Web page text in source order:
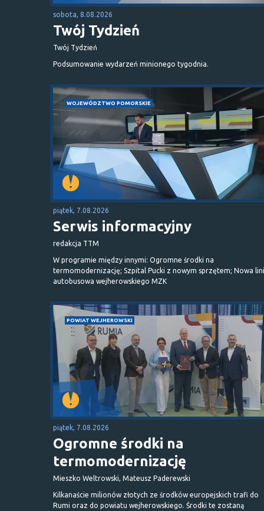
sobota, 8.08.2026
Twój Tydzień
Twój Tydzień
Podsumowanie wydarzeń minionego tygodnia.
WOJEWÓDZTWO POMORSKIE
piątek, 7.08.2026
Serwis informacyjny
redakcja TTM
W programie między innymi: Ogromne środki na
termomodernizację; Szpital Pucki z nowym sprzętem; Nowa
autobusowa wejherowskiego MZK
POWIAT WEJHEROWSKI
piątek, 7.08.2026
Ogromne środki na
termomodernizację
Mieszko Weltrowski, Mateusz Paderewski
Kilkanaście milionów złotych ze środków europejskich trafi do
Rumi oraz do powiatu wejherowskiego. Środki te zostaną